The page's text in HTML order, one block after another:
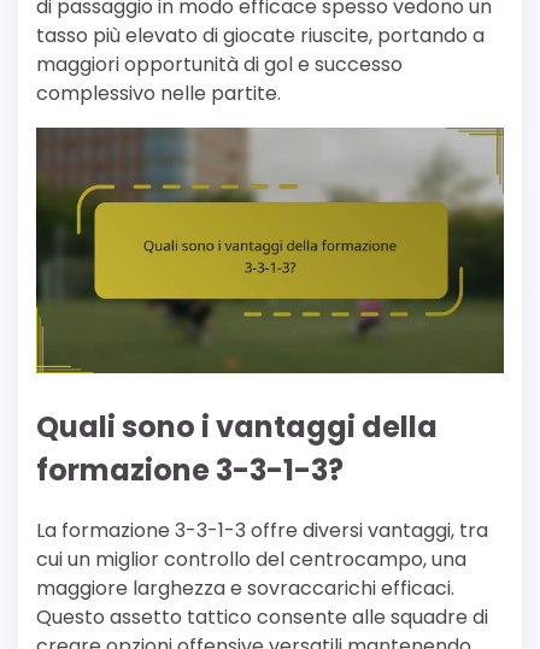
di passaggio in modo efficace spesso vedono un
tasso più elevato di giocate riuscite, portando a
maggiori opportunità di gol e successo
complessivo nelle partite.
Quali sono i vantaggi della
formazione 3-3-1-3?
La formazione 3-3-1-3 offre diversi vantaggi, tra
cui un miglior controllo del centrocampo, una
maggiore larghezza e sovraccarichi efficaci.
Questo assetto tattico consente alle squadre di